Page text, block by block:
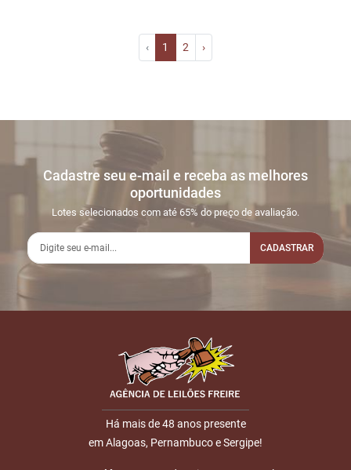
‹ 1 2 ›
Cadastre seu e-mail e receba as melhores
oportunidades
Lotes selecionados com até 65% do preço de avaliação.
CADASTRAR
Há mais de 48 anos presente
em Alagoas, Pernambuco e Sergipe!